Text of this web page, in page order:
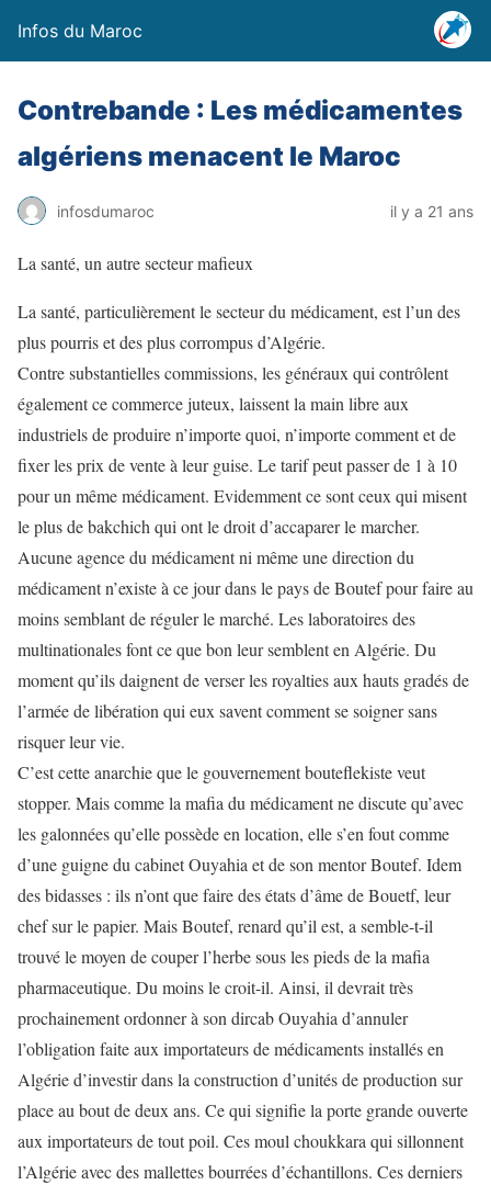
Infos du Maroc
Contrebande : Les médicamentes
algériens menacent le Maroc
infosdumaroc il y a 21 ans
La santé, un autre secteur mafieux
La santé, particulièrement le secteur du médicament, est l’un des
plus pourris et des plus corrompus d’Algérie.
Contre substantielles commissions, les généraux qui contrôlent
également ce commerce juteux, laissent la main libre aux
industriels de produire n’importe quoi, n’importe comment et de
fixer les prix de vente à leur guise. Le tarif peut passer de 1 à 10
pour un même médicament. Evidemment ce sont ceux qui misent
le plus de bakchich qui ont le droit d’accaparer le marcher.
Aucune agence du médicament ni même une direction du
médicament n’existe à ce jour dans le pays de Boutef pour faire au
moins semblant de réguler le marché. Les laboratoires des
multinationales font ce que bon leur semblent en Algérie. Du
moment qu’ils daignent de verser les royalties aux hauts gradés de
l’armée de libération qui eux savent comment se soigner sans
risquer leur vie.
C’est cette anarchie que le gouvernement bouteflekiste veut
stopper. Mais comme la mafia du médicament ne discute qu’avec
les galonnées qu’elle possède en location, elle s’en fout comme
d’une guigne du cabinet Ouyahia et de son mentor Boutef. Idem
des bidasses : ils n’ont que faire des états d’âme de Bouetf, leur
chef sur le papier. Mais Boutef, renard qu’il est, a semble-t-il
trouvé le moyen de couper l’herbe sous les pieds de la mafia
pharmaceutique. Du moins le croit-il. Ainsi, il devrait très
prochainement ordonner à son dircab Ouyahia d’annuler
l’obligation faite aux importateurs de médicaments installés en
Algérie d’investir dans la construction d’unités de production sur
place au bout de deux ans. Ce qui signifie la porte grande ouverte
aux importateurs de tout poil. Ces moul choukkara qui sillonnent
l’Algérie avec des mallettes bourrées d’échantillons. Ces derniers